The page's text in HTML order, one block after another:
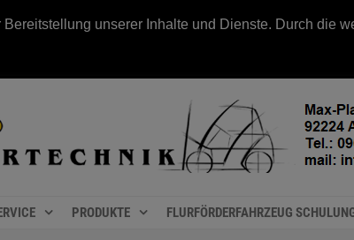
unserer Inhalte und Dienste. Durch die
PRODUKTE FLURFÖRDERFAHRZEUG